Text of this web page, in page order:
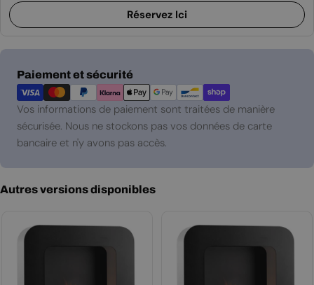
Réservez Ici
Paiement et sécurité
Modes
de
paiement
Vos informations de paiement sont traitées de manière
sécurisée. Nous ne stockons pas vos données de carte
bancaire et n'y avons pas accès.
Autres versions disponibles